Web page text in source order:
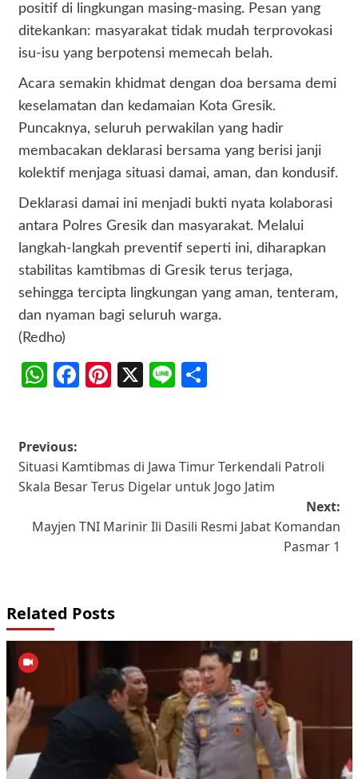
positif di lingkungan masing-masing. Pesan yang
ditekankan: masyarakat tidak mudah terprovokasi
isu-isu yang berpotensi memecah belah.
Acara semakin khidmat dengan doa bersama demi
keselamatan dan kedamaian Kota Gresik.
Puncaknya, seluruh perwakilan yang hadir
membacakan deklarasi bersama yang berisi janji
kolektif menjaga situasi damai, aman, dan kondusif.
Deklarasi damai ini menjadi bukti nyata kolaborasi
antara Polres Gresik dan masyarakat. Melalui
langkah-langkah preventif seperti ini, diharapkan
stabilitas kamtibmas di Gresik terus terjaga,
sehingga tercipta lingkungan yang aman, tenteram,
dan nyaman bagi seluruh warga.
(Redho)
WhatsApp
Facebook
Pinterest
X Line
Post
navigation
Previous:
Situasi Kamtibmas di Jawa Timur Terkendali Patroli
Skala Besar Terus Digelar untuk Jogo Jatim
Next:
Mayjen TNI Marinir Ili Dasili Resmi Jabat Komandan
Pasmar 1
Related Posts